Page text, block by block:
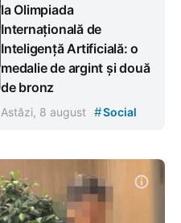
la Olimpiada
Internațională de
Inteligență Artificială: o
medalie de argint și două
de bronz
Astăzi, 8 august #Social